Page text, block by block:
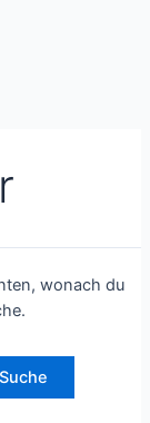
wonach du